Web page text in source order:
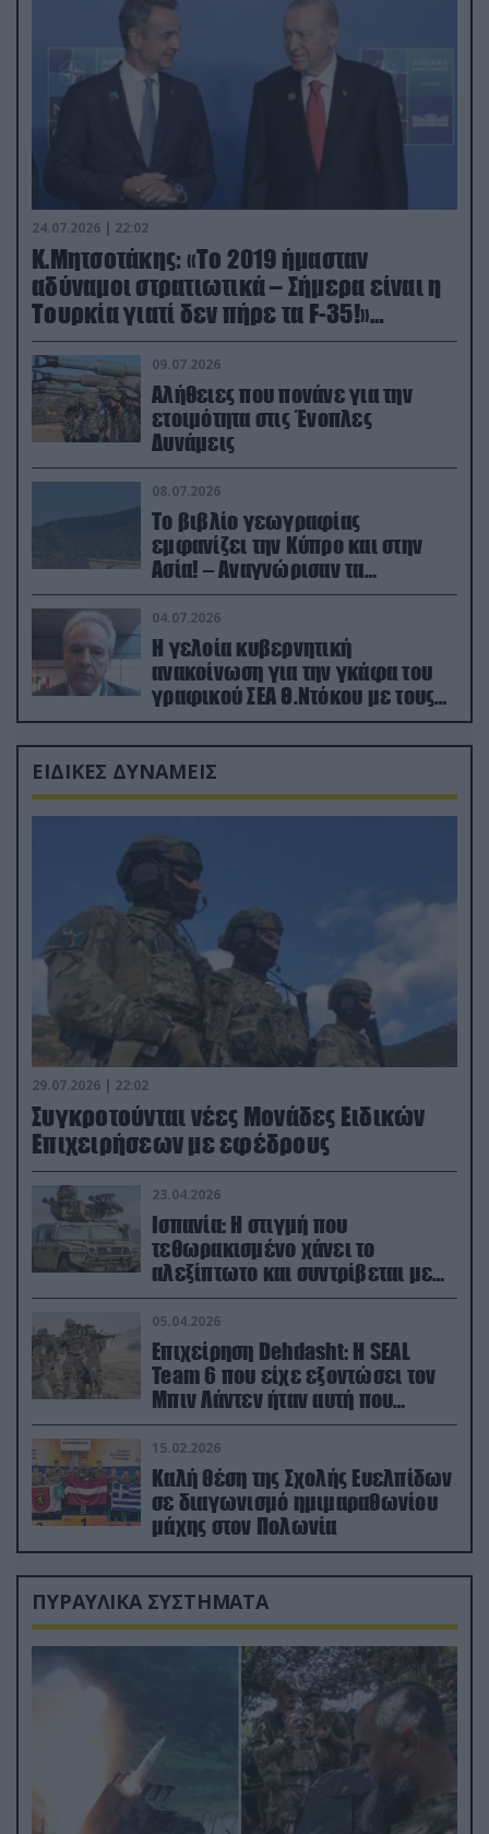
24.07.2026 | 22:02
Κ.Μητσοτάκης: «Το 2019 ήμασταν
αδύναμοι στρατιωτικά – Σήμερα είναι η
Τουρκία γιατί δεν πήρε τα F-35!»
(βίντεο)
09.07.2026
Αλήθειες που πονάνε για την
ετοιμότητα στις Ένοπλες
Δυνάμεις
08.07.2026
Το βιβλίο γεωγραφίας
εμφανίζει την Κύπρο και στην
Ασία! – Αναγνώρισαν τα
κατεχόμενα; (φωτο)
04.07.2026
Η γελοία κυβερνητική
ανακοίνωση για την γκάφα του
γραφικού ΣΕΑ Θ.Ντόκου με τους
Ρώσους φαρσέρ
ΕΙΔΙΚΕΣ ΔΥΝΑΜΕΙΣ
29.07.2026 | 22:02
Συγκροτούνται νέες Μονάδες Ειδικών
Επιχειρήσεων με εφέδρους
23.04.2026
Ισπανία: Η στιγμή που
τεθωρακισμένο χάνει το
αλεξίπτωτο και συντρίβεται με
ορμή στο έδαφος (βίντεο)
05.04.2026
Επιχείρηση Dehdasht: Η SEAL
Team 6 που είχε εξοντώσει τον
Μπιν Λάντεν ήταν αυτή που
διέσωσε τον πιλότο του F-15
15.02.2026
Καλή θέση της Σχολής Ευελπίδων
σε διαγωνισμό ημιμαραθωνίου
μάχης στον Πολωνία
ΠΥΡΑΥΛΙΚΑ ΣΥΣΤΗΜΑΤΑ